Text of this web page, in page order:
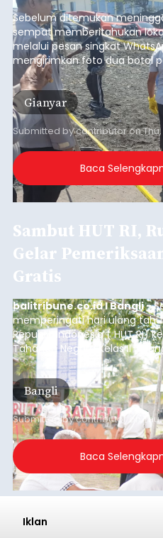
Sempat Cekcok
Pria Asal
Tak Bernyawa di
Purnama
balitribune.co.id I Gianyar -
Lingkungan Dalem,
Kota Denpasar, yang
Dedi Wiranata (35),
pesisir Pantai Purnama,
Sebelum ditemukan
sempat memberitahukan
melalui pesan singkat
mengirimkan foto dua botol
istrinya.
Gianyar